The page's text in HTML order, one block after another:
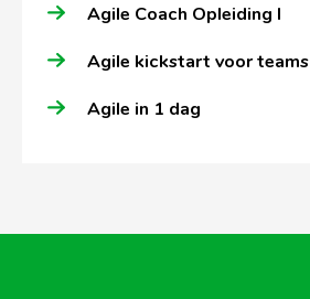
Agile Coach Opleiding I
Agile kickstart voor teams
Agile in 1 dag